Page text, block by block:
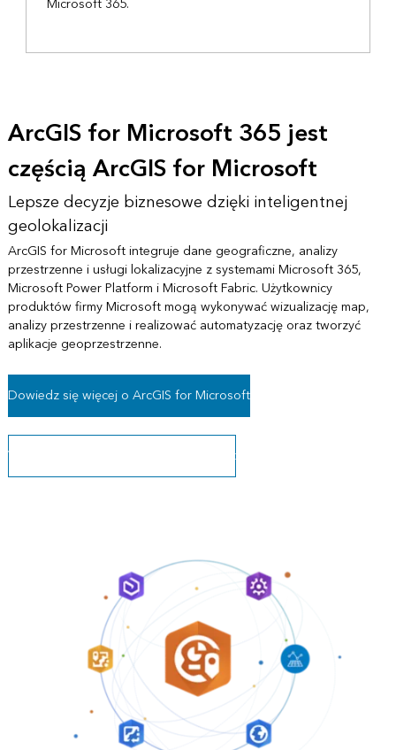
ArcGIS for Microsoft 365 jest
częścią ArcGIS for Microsoft
Lepsze decyzje biznesowe dzięki inteligentnej
geolokalizacji
ArcGIS for Microsoft integruje dane geograficzne, analizy
przestrzenne i usługi lokalizacyjne z systemami Microsoft 365,
Microsoft Power Platform i Microsoft Fabric. Użytkownicy
produktów firmy Microsoft mogą wykonywać wizualizację map,
analizy przestrzenne i realizować automatyzację oraz tworzyć
aplikacje geoprzestrzenne.
Dowiedz się więcej o ArcGIS for Microsoft
Wprowadzenie do ArcGIS for Microsoft